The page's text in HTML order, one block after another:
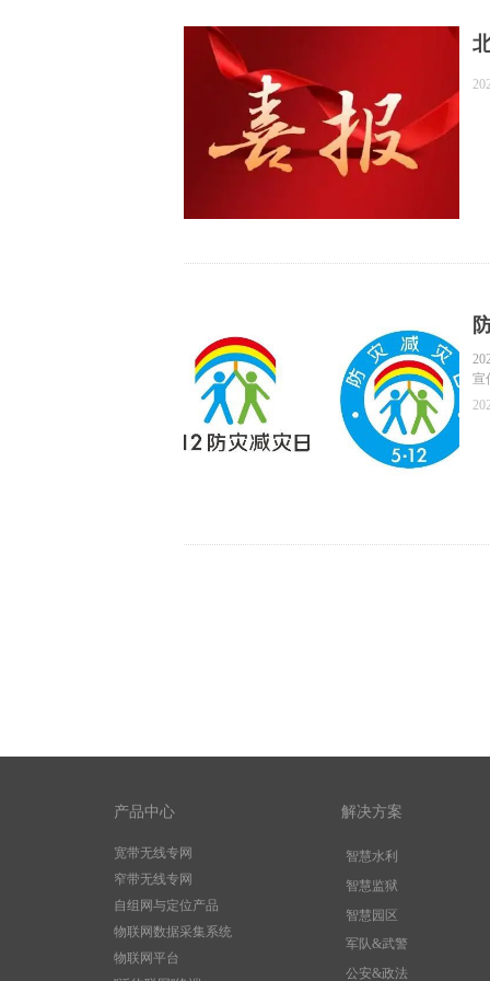
宣
主
解决方案
智慧水利
智慧监狱
智慧园区
军队&武警
公安&政法
产品中心
宽带无线专网
窄带无线专网
自组网与定位产品
物联网数据采集系统
物联网平台